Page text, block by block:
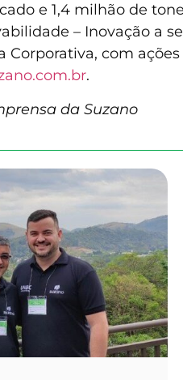
e 1,4 milhão de
– Inovação a
Corporativa, com
.
da Suzano